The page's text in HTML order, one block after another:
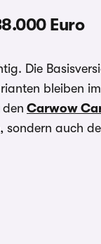
Euro
Die
bleiben
Carwow
sondern auch